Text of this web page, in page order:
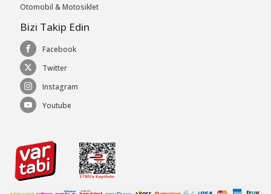
Otomobil & Motosiklet
Bizi Takip Edin
Facebook
Twitter
Instagram
Youtube